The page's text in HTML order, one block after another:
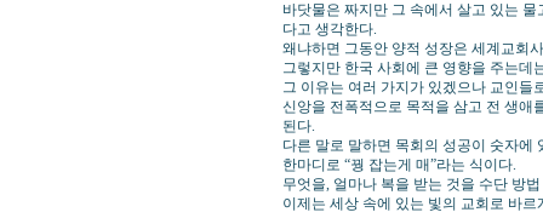
바닷물은 짜지만 그 속에서 살고 있는
다고 생각한다.
왜냐하면 그동안 양적 성장은 세계교회
그렇지만 한국 사회에 큰 영향을 주는데
그 이유는 여러 가지가 있겠으나 교인들
신앙을 전폭적으로 목적을 삼고 전 생애
된다.
다른 말로 말하면 목회의 성공이 숫자에
한마디로 “꿩 잡는게 매”라는 식이다.
무엇을, 얼마나 복을 받는 것을 수단 방
이제는 세상 속에 있는 빛의 교회로 바